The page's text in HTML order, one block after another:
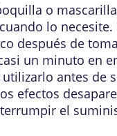
o
lo necesite.
después de
un minuto en
antes de
efectos
el